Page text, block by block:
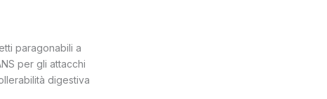
paragonabili a
per gli attacchi
digestiva